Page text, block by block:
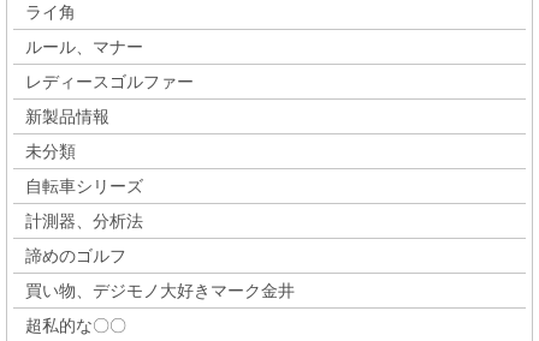
ライ角
ルール、マナー
レディースゴルファー
新製品情報
未分類
自転車シリーズ
計測器、分析法
諦めのゴルフ
買い物、デジモノ大好きマーク金井
超私的な〇〇